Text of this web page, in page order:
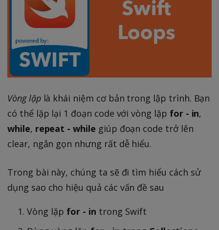
Vòng lặplà khái niệm cơ bản trong lập trình. Bạn
có thể lặp lại 1 đoạn code với vòng lặp for - in,
while, repeat - while giúp đoạn code trở lên
clear, ngắn gọn nhưng rất dễ hiểu.
Trong bài này, chúng ta sẽ đi tìm hiểu cách sử
dụng sao cho hiệu quả các vấn đề sau
Vòng lặp for - in trong Swift